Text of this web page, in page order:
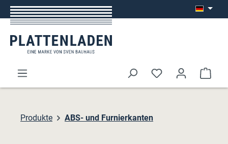
Zum Hauptinhalt springen
Produkte ABS- und Furnierkanten